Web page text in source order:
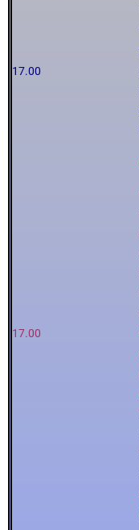
17.00
17.00